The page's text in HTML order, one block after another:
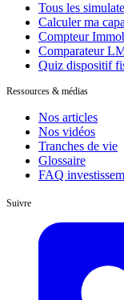
Tous les
Calculer ma
Compteur
Comparateur
Quiz dispositif
Ressources & médias
Nos articles
Nos vidéos
Tranches de vie
Glossaire
FAQ
Suivre